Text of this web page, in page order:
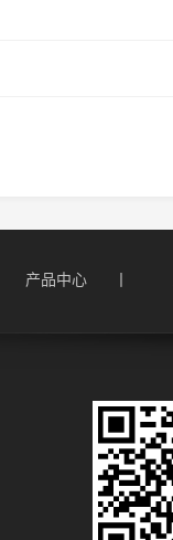
产品中心      丨